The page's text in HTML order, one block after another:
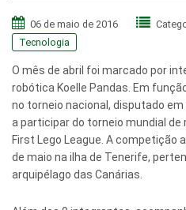
06 de maio de 2016
Tecnologia
O mês de abril foi marcado por
robótica Koelle Pandas. Em
no torneio nacional, disputado
a participar do torneio mundial de
First Lego League. A competição
de maio na ilha de Tenerife,
arquipélago das Canárias.